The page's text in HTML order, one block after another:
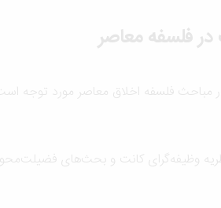
فلسفه معاصر
مباحث فلسفه اخلاق معاصر مورد توجه
وظیفه‌گرای کانت و بحث‌های